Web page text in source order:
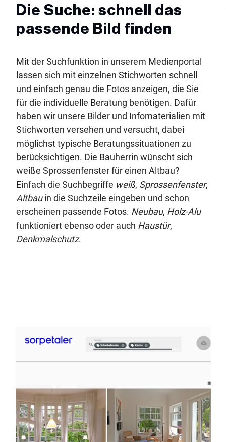
Die Suche: schnell das
passende Bild finden
Mit der Suchfunktion in unserem Medienportal
lassen sich mit einzelnen Stichworten schnell
und einfach genau die Fotos anzeigen, die Sie
für die individuelle Beratung benötigen. Dafür
haben wir unsere Bilder und Infomaterialien mit
Stichworten versehen und versucht, dabei
möglichst typische Beratungssituationen zu
berücksichtigen. Die Bauherrin wünscht sich
weiße Sprossenfenster für einen Altbau?
Einfach die Suchbegriffe weiß, Sprossenfenster,
Altbauin die Suchzeile eingeben und schon
erscheinen passende Fotos. Neubau, Holz-Alu
funktioniert ebenso oder auch Haustür,
Denkmalschutz.